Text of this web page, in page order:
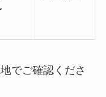
でご確認くださ